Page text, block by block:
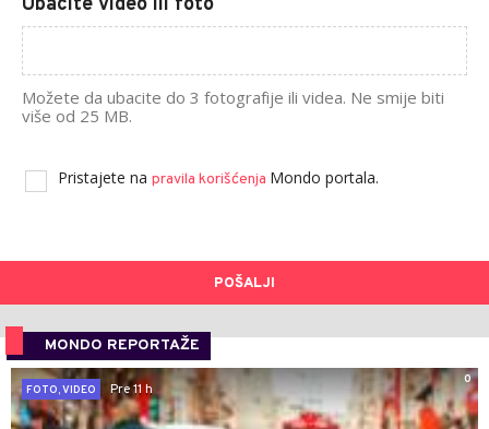
Ubacite video ili foto
Možete da ubacite do 3 fotografije ili videa. Ne smije biti
više od 25 MB.
Pristajete na pravila korišćenja Mondo portala.
POŠALJI
MONDO REPORTAŽE
0
FOTO, VIDEO
Pre 11 h